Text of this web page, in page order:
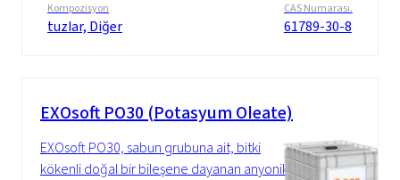
Kompozisyon
tuzlar, Diğer
CAS Numarası.
61789-30-8
EXOsoft PO30 (Potasyum Oleate)
EXOsoft PO30, sabun grubuna ait, bitki
kökenli doğal bir bileşene dayanan anyonik